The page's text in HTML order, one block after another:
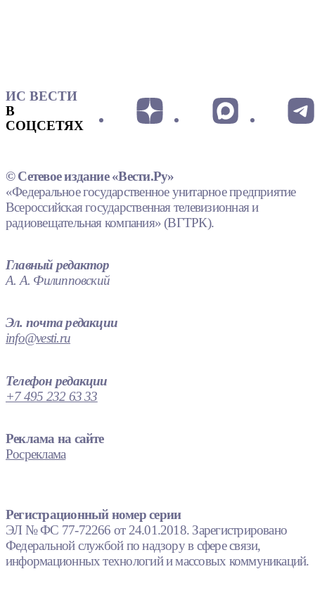
ИС ВЕСТИ
В
СОЦСЕТЯХ
© Сетевое издание «Вести.Ру»
«Федеральное государственное унитарное предприятие
Всероссийская государственная телевизионная и
радиовещательная компания» (ВГТРК).
Главный редактор
А. А. Филипповский
Эл. почта редакции
info@vesti.ru
Телефон редакции
+7 495 232 63 33
Реклама на сайте
Росреклама
Регистрационный номер серии
ЭЛ № ФС 77-72266 от 24.01.2018. Зарегистрировано
Федеральной службой по надзору в сфере связи,
информационных технологий и массовых коммуникаций.